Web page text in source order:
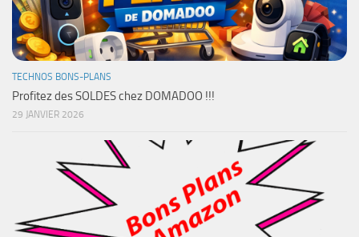
TECHNOS BONS-PLANS
Profitez des SOLDES chez DOMADOO !!!
29 JANVIER 2026